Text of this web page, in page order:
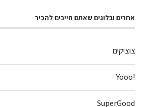
אתרים ובלוגים שאתם חייבים להכיר
צוציקים
!Yooo
SuperGood